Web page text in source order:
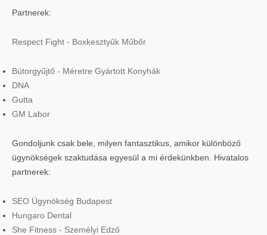
Partnerek:
Respect Fight - Boxkesztyűk Műbőr
Bútorgyűjtő - Méretre Gyártott Konyhák
DNA
Gutta
GM Labor
Gondoljunk csak bele, milyen fantasztikus, amikor különböző
ügynökségek szaktudása egyesül a mi érdekünkben. Hivatalos
partnerek:
SEO Ügynökség Budapest
Hungaro Dental
She Fitness - Személyi Edző